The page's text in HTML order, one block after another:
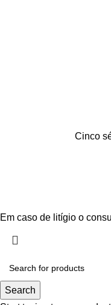
Cinco
Em caso de litígio o
Search